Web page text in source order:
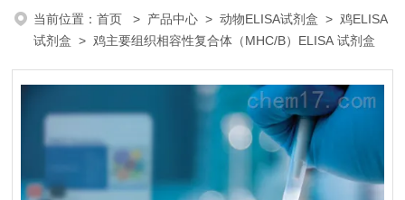
当前位置：首页 > 产品中心 >动物ELISA试剂盒 >鸡ELISA
试剂盒 > 鸡主要组织相容性复合体（MHC/B）ELISA 试剂盒